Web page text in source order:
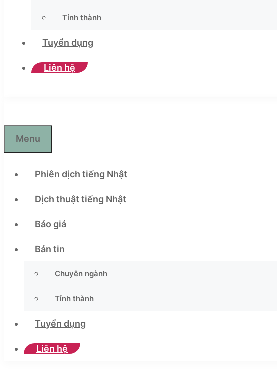
Tỉnh thành
Tuyển dụng
Liên hệ
Menu
Phiên dịch tiếng Nhật
Dịch thuật tiếng Nhật
Báo giá
Bản tin
Chuyên ngành
Tỉnh thành
Tuyển dụng
Liên hệ